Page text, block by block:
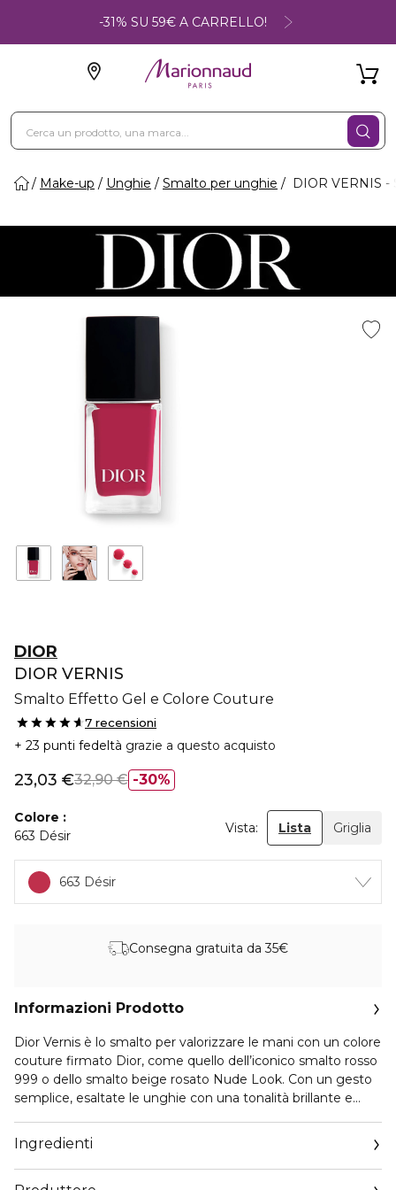
-31% SU 59€ A CARRELLO!
Make-up Unghie Smalto per unghie DIOR VERNIS
DIOR
DIOR VERNIS
Smalto Effetto Gel e Colore Couture
7 recensioni
23 punti fedeltà grazie a questo acquisto
30%
23,03 €32,90 €
Colore
663 Désir
Vista: Lista Griglia
663 Désir
Consegna gratuita da 35€
Informazioni Prodotto
Dior Vernis è lo smalto per valorizzare le mani con un colore
couture firmato Dior, come quello dell’iconico smalto rosso
999 o dello smalto beige rosato Nude Look. Con un gesto
semplice, esaltate le unghie con una tonalità brillante e
Declinato in una palette cromatica ispirata alle collezioni
della Maison, Dior Vernis è infuso di estratti di peonia e
Ingredienti